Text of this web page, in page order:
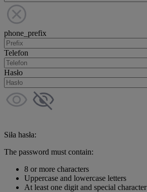
phone_prefix
Telefon
Hasło
Siła hasła:
The password must contain:
8 or more characters
Uppercase and lowercase letters
At least one digit and special character